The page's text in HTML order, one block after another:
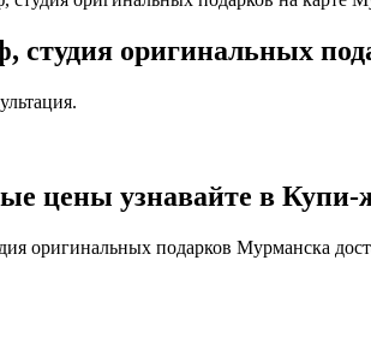
оригинальных
узнавайте в Купи-
оригинальных подарков Мурманска